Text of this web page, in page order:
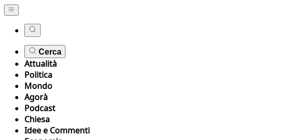
Cerca
Attualità
Politica
Mondo
Agorà
Podcast
Chiesa
Idee e Commenti